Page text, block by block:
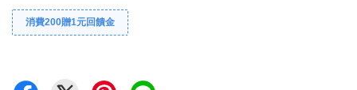
消費200贈1元回饋金